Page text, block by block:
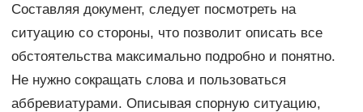
Составляя документ, следует посмотреть на
ситуацию со стороны, что позволит описать все
обстоятельства максимально подробно и понятно.
Не нужно сокращать слова и пользоваться
аббревиатурами. Описывая спорную ситуацию,